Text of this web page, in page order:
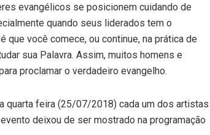
evangélicos se posicionem cuidando de
quando seus liderados tem o
que você comece, ou continue, na prática de
sua Palavra. Assim, muitos homens e
proclamar o verdadeiro evangelho.
quarta feira (25/07/2018) cada um dos artistas
deixou de ser mostrado na programação